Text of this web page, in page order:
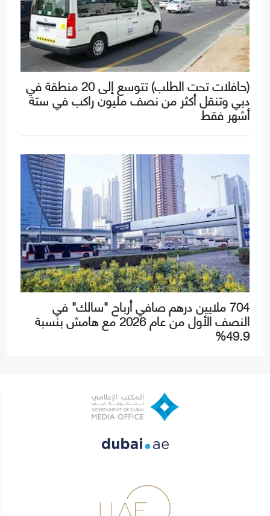
(حافلات تحت الطلب) تتوسع إلى 20 منطقة في
دبي وتنقل أكثر من نصف مليون راكب في ستة
أشهر فقط
704 ملايين درهم صافي أرباح "سالك" في
النصف الأول من عام 2026 مع هامش بنسبة
49.9%